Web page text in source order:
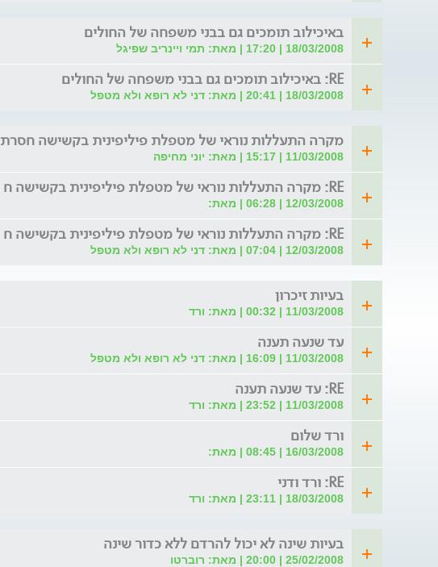
באיכילוב תומכים גם בבני משפחה של החולים
18/03/2008 | 17:20 | מאת: תמי ויינריב שפיגל
RE: באיכילוב תומכים גם בבני משפחה של החולים
18/03/2008 | 20:41 | מאת: דני לא רופא ולא מטפל
מקרה התעללות נוראי של מטפלת פיליפינית בקשישה חסרת
11/03/2008 | 15:17 | מאת: יוני מחיפה
RE: מקרה התעללות נוראי של מטפלת פיליפינית בקשישה ח
12/03/2008 | 06:28 | מאת:
RE: מקרה התעללות נוראי של מטפלת פיליפינית בקשישה ח
12/03/2008 | 07:04 | מאת: דני לא רופא ולא מטפל
בעיות זיכרון
11/03/2008 | 00:32 | מאת: ורד
עד שנעה תענה
11/03/2008 | 16:09 | מאת: דני לא רופא ולא מטפל
RE: עד שנעה תענה
11/03/2008 | 23:52 | מאת: ורד
ורד שלום
16/03/2008 | 08:45 | מאת:
RE: ורד ודני
18/03/2008 | 23:11 | מאת: ורד
בעיות שינה לא יכול להרדם ללא כדור שינה
25/02/2008 | 20:00 | מאת: רוברטו